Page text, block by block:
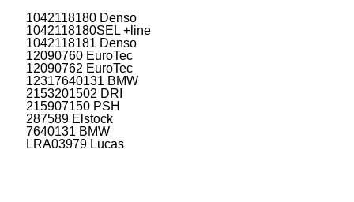
1042118180 Denso
1042118180SEL +line
1042118181 Denso
12090760 EuroTec
12090762 EuroTec
12317640131 BMW
2153201502 DRI
215907150 PSH
287589 Elstock
7640131 BMW
LRA03979 Lucas